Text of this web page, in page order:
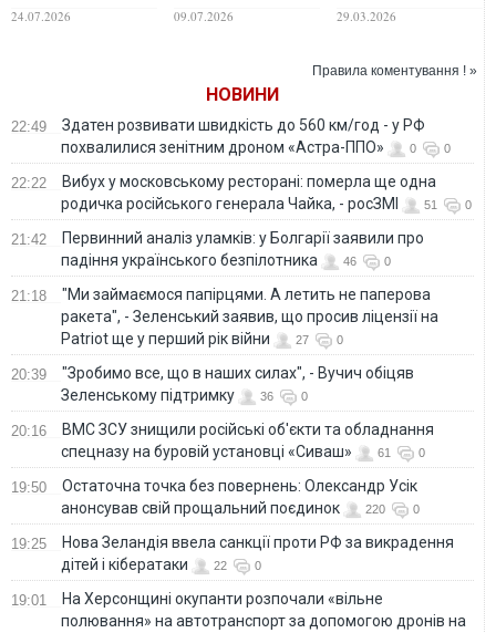
військовим
24.07.2026
боротьби з
09.07.2026
блокпости, - ЗМІ
29.03.2026
Правила коментування ! »
НОВИНИ
22:49
Здатен розвивати швидкість до 560 км/год - у РФ
похвалилися зенітним дроном «Астра-ППО»
0 0
22:22
Вибух у московському ресторані: померла ще одна
родичка російського генерала Чайка, - росЗМІ
51 0
21:42
Первинний аналіз уламків: у Болгарії заявили про
падіння українського безпілотника
46 0
21:18
"Ми займаємося папірцями. А летить не паперова
ракета", - Зеленський заявив, що просив ліцензії на
Patriot ще у перший рік війни
27 0
20:39
"Зробимо все, що в наших силах", - Вучич обіцяв
Зеленському підтримку
36 0
20:16
ВМС ЗСУ знищили російські об'єкти та обладнання
спецназу на буровій установці «Сиваш»
61 0
19:50
Остаточна точка без повернень: Олександр Усік
анонсував свій прощальний поєдинок
220 0
19:25
Нова Зеландія ввела санкції проти РФ за викрадення
дітей і кібератаки
22 0
19:01
На Херсонщині окупанти розпочали «вільне
полювання» на автотранспорт за допомогою дронів на